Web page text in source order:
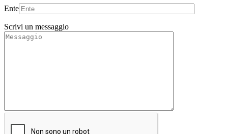
Ente
Scrivi un messaggio